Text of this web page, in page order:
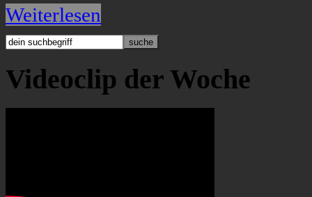
Weiterlesen
Videoclip der Woche